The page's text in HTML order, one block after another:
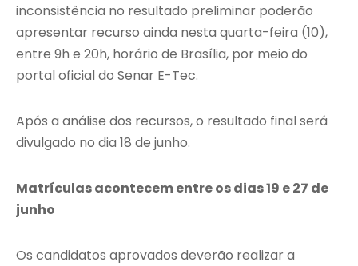
inconsistência no resultado preliminar poderão
apresentar recurso ainda nesta quarta-feira (10),
entre 9h e 20h, horário de Brasília, por meio do
portal oficial do Senar E-Tec.
Após a análise dos recursos, o resultado final será
divulgado no dia 18 de junho.
Matrículas acontecem entre os dias 19 e 27 de
junho
Os candidatos aprovados deverão realizar a